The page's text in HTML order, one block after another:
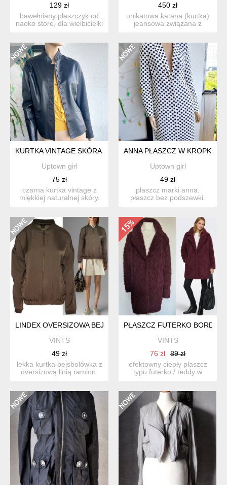
129 zł
bawełniany płaszczyk od
naoko store, dla wielbicielki
450 zł
unikatowa katana (kurtka)
jeansowa związana z
KURTKA VINTAGE SKÓRA NATURALNA 40-42
Uptown girl
75 zł
czarna kurtka vintage z
miękkiej naturalnej skóry.
ANNA PŁASZCZ W KROPKI
Uptown girl
49 zł
płaszcz marki anna.
płaszcz bez podszewki.
LINDEX OVERSIZOWA BEJSBOLÓWKA KURTKA BOMBER
VINTS
49 zł
lekka kurtka bejsbolówka z
oversizową linią ramion,
PŁASZCZ FUTERKO BORDO
VINTS
76 zł
89 zł
efektowny ciepły płaszcz
typu futerko / teddy w